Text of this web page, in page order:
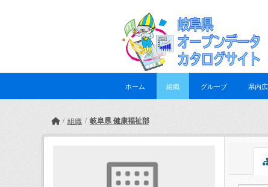
ホーム 組織 グループ 県内
組織 岐阜県 健康福祉部